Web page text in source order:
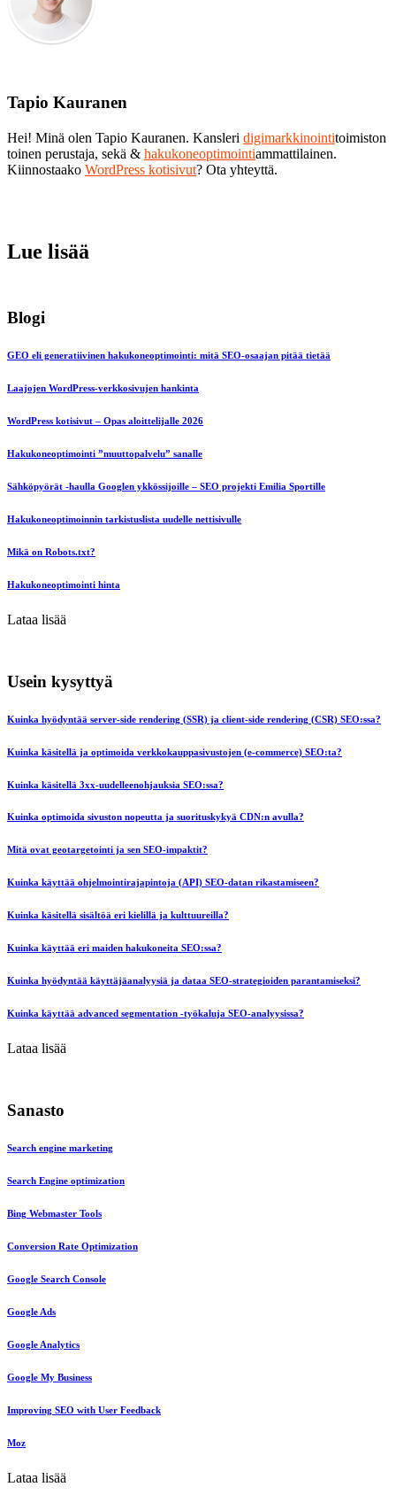
Tapio Kauranen
Hei! Minä olen Tapio Kauranen. Kansleri digimarkkinointitoimiston
toinen perustaja, sekä & hakukoneoptimointiammattilainen.
Kiinnostaako WordPress kotisivut? Ota yhteyttä.
Lue lisää
Blogi
GEO eli generatiivinen hakukoneoptimointi: mitä SEO-osaajan pitää tietää
Laajojen WordPress-verkkosivujen hankinta
WordPress kotisivut – Opas aloittelijalle 2026
Hakukoneoptimointi ”muuttopalvelu” sanalle
Sähköpyörät -haulla Googlen ykkössijoille – SEO projekti Emilia Sportille
Hakukoneoptimoinnin tarkistuslista uudelle nettisivulle
Mikä on Robots.txt?
Hakukoneoptimointi hinta
Lataa lisää
Usein kysyttyä
Kuinka hyödyntää server-side rendering (SSR) ja client-side rendering (CSR) SEO:ssa?
Kuinka käsitellä ja optimoida verkkokauppasivustojen (e-commerce) SEO:ta?
Kuinka käsitellä 3xx-uudelleenohjauksia SEO:ssa?
Kuinka optimoida sivuston nopeutta ja suorituskykyä CDN:n avulla?
Mitä ovat geotargetointi ja sen SEO-impaktit?
Kuinka käyttää ohjelmointirajapintoja (API) SEO-datan rikastamiseen?
Kuinka käsitellä sisältöä eri kielillä ja kulttuureilla?
Kuinka käyttää eri maiden hakukoneita SEO:ssa?
Kuinka hyödyntää käyttäjäanalyysiä ja dataa SEO-strategioiden parantamiseksi?
Kuinka käyttää advanced segmentation -työkaluja SEO-analyysissa?
Lataa lisää
Sanasto
Search engine marketing
Search Engine optimization
Bing Webmaster Tools
Conversion Rate Optimization
Google Search Console
Google Ads
Google Analytics
Google My Business
Improving SEO with User Feedback
Moz
Lataa lisää